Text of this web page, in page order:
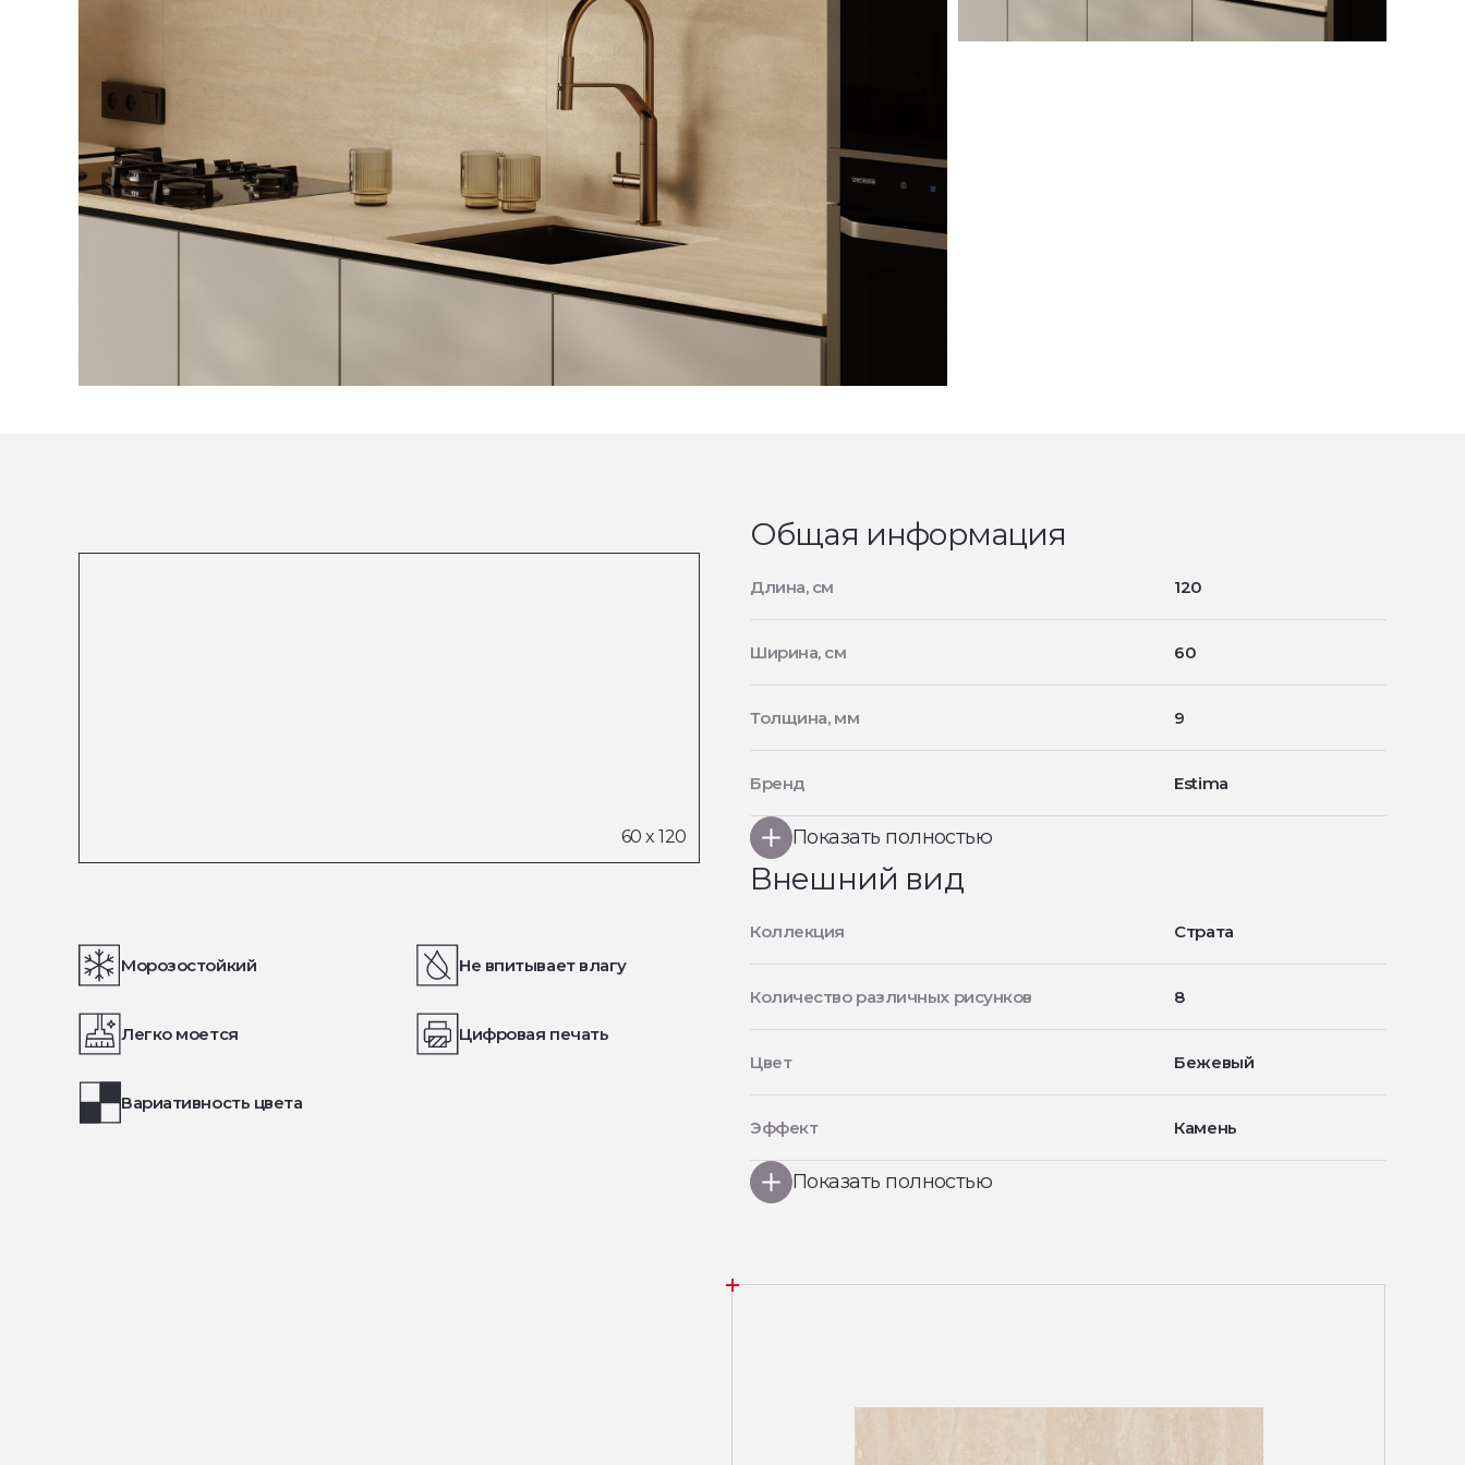
Морозостойкий Не впитывает влагу
Легко моется Цифровая печать
Вариативность цвета
Общая информация
Длина, см 120
Ширина, см 60
Толщина, мм 9
Бренд Estima
Показать полностью
Внешний вид
Коллекция Страта
Количество различных рисунков 8
Цвет Бежевый
Эффект Камень
Показать полностью